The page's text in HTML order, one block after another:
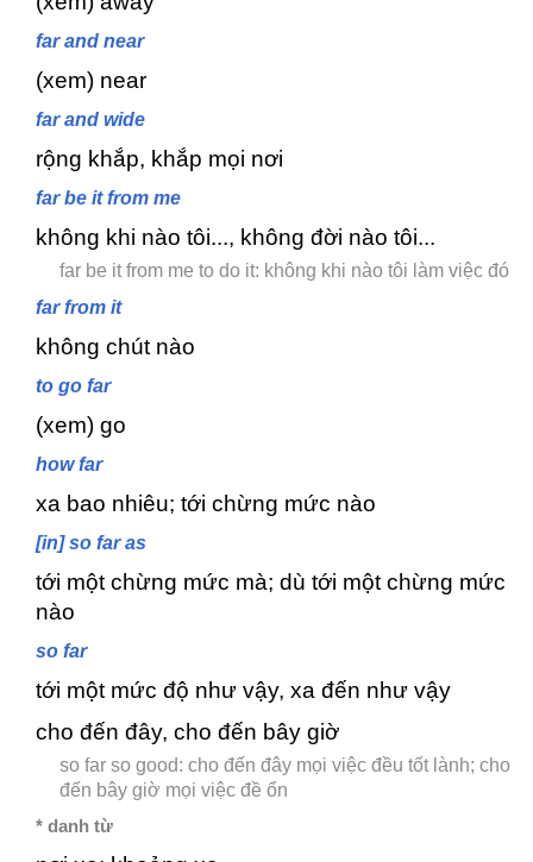
far and near
(xem) near
far and wide
rộng khắp, khắp mọi nơi
far be it from me
không khi nào tôi..., không đời nào tôi...
far be it from me to do it: không khi nào tôi làm việc đó
far from it
không chút nào
to go far
(xem) go
how far
xa bao nhiêu; tới chừng mức nào
[in] so far as
tới một chừng mức mà; dù tới một chừng mức
nào
so far
tới một mức độ như vậy, xa đến như vậy
cho đến đây, cho đến bây giờ
so far so good: cho đến đây mọi việc đều tốt lành; cho
đến bây giờ mọi việc đề ổn
* danh từ